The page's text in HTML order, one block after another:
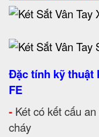
Đặc tính kỹ thuật
FE
- Két có kết cấu
cháy